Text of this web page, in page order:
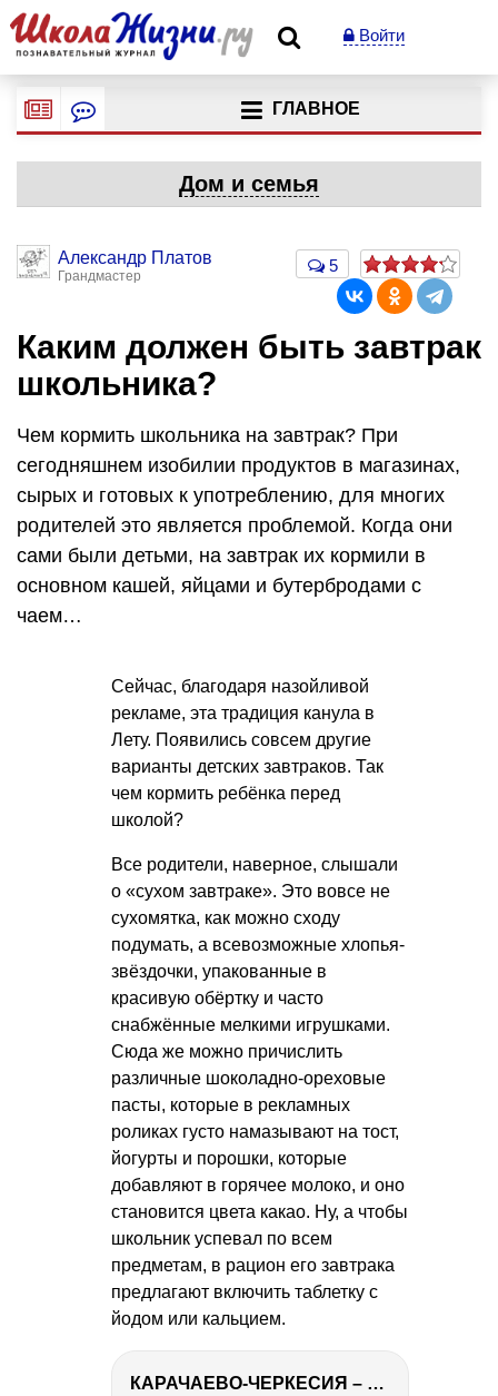
Войти
ГЛАВНОЕ
Дом и семья
Александр Платов
Грандмастер
5
Каким должен быть завтрак
школьника?
Чем кормить школьника на завтрак? При
сегодняшнем изобилии продуктов в магазинах,
сырых и готовых к употреблению, для многих
родителей это является проблемой. Когда они
сами были детьми, на завтрак их кормили в
основном кашей, яйцами и бутербродами с
чаем…
Сейчас, благодаря назойливой
рекламе, эта традиция канула в
Лету. Появились совсем другие
варианты детских завтраков. Так
чем кормить ребёнка перед
школой?
Все родители, наверное, слышали
о «сухом завтраке». Это вовсе не
сухомятка, как можно сходу
подумать, а всевозможные хлопья-
звёздочки, упакованные в
красивую обёртку и часто
снабжённые мелкими игрушками.
Сюда же можно причислить
различные шоколадно-ореховые
пасты, которые в рекламных
роликах густо намазывают на тост,
йогурты и порошки, которые
добавляют в горячее молоко, и оно
становится цвета какао. Ну, а чтобы
школьник успевал по всем
предметам, в рацион его завтрака
предлагают включить таблетку с
йодом или кальцием.
КАРАЧАЕВО-ЧЕРКЕСИЯ – ПУТЕШЕСТВИЕ НА КАВКАЗ часть 2